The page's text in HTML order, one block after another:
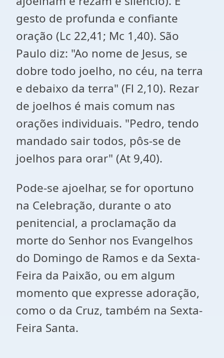
gesto de profunda e confiante
oração (Lc 22,41; Mc 1,40). São
Paulo diz: "Ao nome de Jesus, se
dobre todo joelho, no céu, na terra
e debaixo da terra" (Fl 2,10). Rezar
de joelhos é mais comum nas
orações individuais. "Pedro, tendo
mandado sair todos, pôs-se de
joelhos para orar" (At 9,40).
Pode-se ajoelhar, se for oportuno
na Celebração, durante o ato
penitencial, a proclamação da
morte do Senhor nos Evangelhos
do Domingo de Ramos e da Sexta-
Feira da Paixão, ou em algum
momento que expresse adoração,
como o da Cruz, também na Sexta-
Feira Santa.